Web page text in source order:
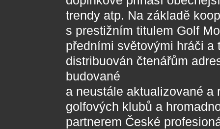
trendy atp. Na základě
s prestižním titulem Golf
předními světovými hráči
distribuován čtenářům
budované
a neustále aktualizované a
golfových klubů a
partnerem České